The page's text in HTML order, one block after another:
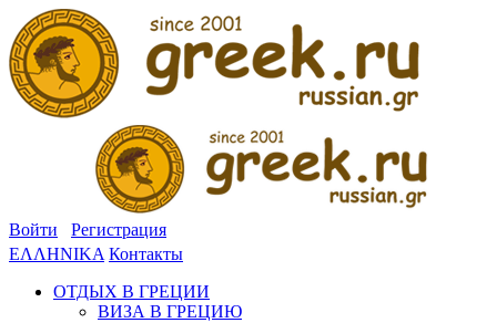
Войти
Регистрация
ΕΛΛΗΝΙΚΑ Контакты
ОТДЫХ В ГРЕЦИИ
ВИЗА В ГРЕЦИЮ